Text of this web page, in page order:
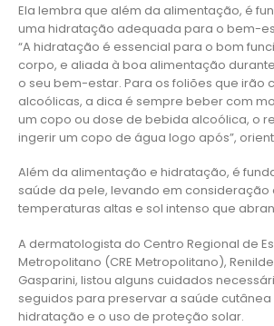
Ela lembra que além da alimentação, é
uma hidratação adequada para o bem-
“A hidratação é essencial para o bom
corpo, e aliada à boa alimentação
o seu bem-estar. Para os foliões que irão
alcoólicas, a dica é sempre beber com
um copo ou dose de bebida alcoólica, o
ingerir um copo de água logo após”,
Além da alimentação e hidratação, é
saúde da pele, levando em
temperaturas altas e sol intenso que
A dermatologista do Centro Regional de
Metropolitano (CRE Metropolitano),
Gasparini, listou alguns cuidados
seguidos para preservar a saúde
hidratação e o uso de proteção solar.